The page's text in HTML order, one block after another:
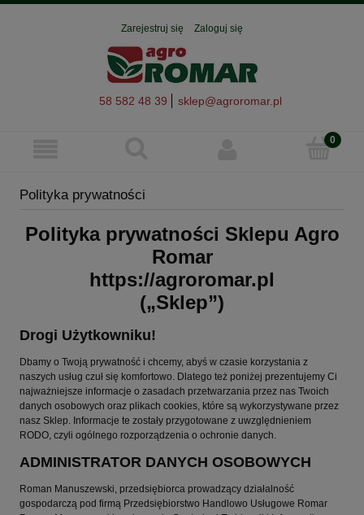
Zarejestruj się Zaloguj się
58 582 48 39 sklep@agroromar.pl
Polityka prywatności
Polityka prywatności Sklepu Agro
Romar
https://agroromar.pl
(„Sklep”)
Drogi Użytkowniku!
Dbamy o Twoją prywatność i chcemy, abyś w czasie korzystania z
naszych usług czuł się komfortowo. Dlatego też poniżej prezentujemy Ci
najważniejsze informacje o zasadach przetwarzania przez nas Twoich
danych osobowych oraz plikach cookies, które są wykorzystywane przez
nasz Sklep. Informacje te zostały przygotowane z uwzględnieniem
RODO, czyli ogólnego rozporządzenia o ochronie danych.
ADMINISTRATOR DANYCH OSOBOWYCH
Roman Manuszewski, przedsiębiorca prowadzący działalność
gospodarczą pod firmą Przedsiębiorstwo Handlowo Usługowe Romar